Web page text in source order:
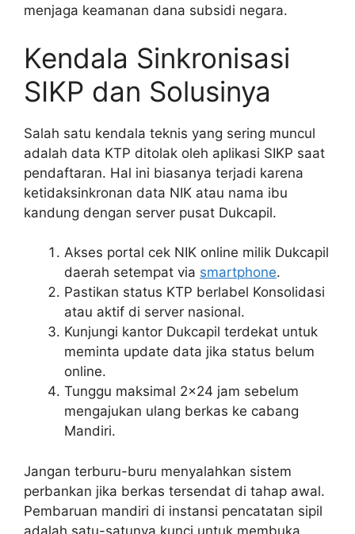
menjaga keamanan dana subsidi negara.
Kendala Sinkronisasi
SIKP dan Solusinya
Salah satu kendala teknis yang sering muncul
adalah data KTP ditolak oleh aplikasi SIKP saat
pendaftaran. Hal ini biasanya terjadi karena
ketidaksinkronan data NIK atau nama ibu
kandung dengan server pusat Dukcapil.
Akses portal cek NIK online milik Dukcapil
daerah setempat via smartphone.
Pastikan status KTP berlabel Konsolidasi
atau aktif di server nasional.
Kunjungi kantor Dukcapil terdekat untuk
meminta update data jika status belum
online.
Tunggu maksimal 2×24 jam sebelum
mengajukan ulang berkas ke cabang
Mandiri.
Jangan terburu-buru menyalahkan sistem
perbankan jika berkas tersendat di tahap awal.
Pembaruan mandiri di instansi pencatatan sipil
adalah satu-satunya kunci untuk membuka